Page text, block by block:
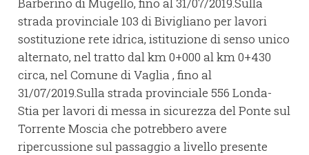
strada provinciale 103 di Bivigliano per lavori
sostituzione rete idrica, istituzione di senso unico
alternato, nel tratto dal km 0+000 al km 0+430
circa, nel Comune di Vaglia , fino al
31/07/2019.Sulla strada provinciale 556 Londa-
Stia per lavori di messa in sicurezza del Ponte sul
Torrente Moscia che potrebbero avere
ripercussione sul passaggio a livello presente